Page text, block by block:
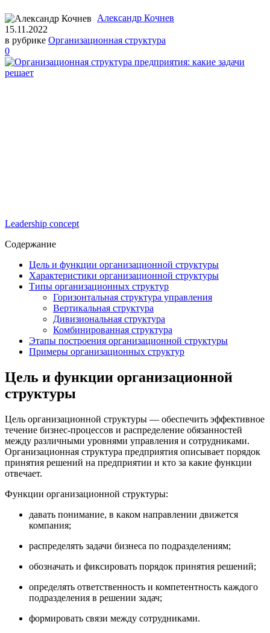
Александр Кочнев
15.11.2022
в рубрике Организационная структура
0
Leadership concept
Содержание
Цель и функции организационной структуры
Характеристики организационной структуры
Типы организационных структур
Горизонтальная структура управления
Вертикальная структура
Дивизиональная структура
Комбинированная структура
Этапы построения организационной структуры
Примеры организационных структур
Цель и функции организационной
структуры
Цель организационной структуры — обеспечить эффективное
течение бизнес-процессов и распределение обязанностей
между различными уровнями управления и сотрудниками.
Организационная структура предприятия описывает порядок
принятия решений на предприятии и кто за какие функции
отвечает.
Функции организационной структуры:
давать понимание, в каком направлении движется
компания;
распределять задачи бизнеса по подразделениям;
обозначать и фиксировать порядок принятия решений;
определять ответственность и компетентность каждого
подразделения в решении задач;
формировать связи между сотрудниками.